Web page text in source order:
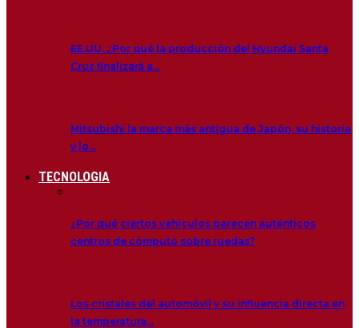
EE.UU. ¿Por qué la producción del Hyundai Santa
Cruz finalizará a…
Mitsubishi la marca más antigua de Japón, su historia
y lo…
TECNOLOGIA
¿Por qué ciertos vehículos parecen auténticos
centros de cómputo sobre ruedas?
Los cristales del automóvil y su influencia directa en
la temperatura…